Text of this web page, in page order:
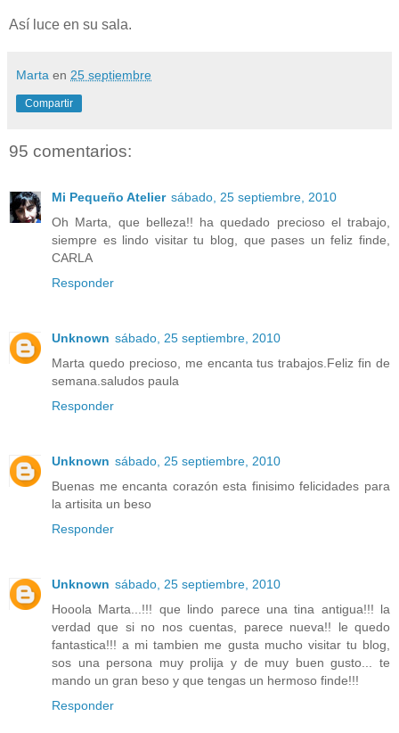
Así luce en su sala.
Marta en 25 septiembre
Compartir
95 comentarios:
Mi Pequeño Atelier sábado, 25 septiembre, 2010
Oh Marta, que belleza!! ha quedado precioso el trabajo,
siempre es lindo visitar tu blog, que pases un feliz finde,
CARLA
Responder
Unknown sábado, 25 septiembre, 2010
Marta quedo precioso, me encanta tus trabajos.Feliz fin de
semana.saludos paula
Responder
Unknown sábado, 25 septiembre, 2010
Buenas me encanta corazón esta finisimo felicidades para
la artisita un beso
Responder
Unknown sábado, 25 septiembre, 2010
Hooola Marta...!!! que lindo parece una tina antigua!!! la
verdad que si no nos cuentas, parece nueva!! le quedo
fantastica!!! a mi tambien me gusta mucho visitar tu blog,
sos una persona muy prolija y de muy buen gusto... te
mando un gran beso y que tengas un hermoso finde!!!
Responder